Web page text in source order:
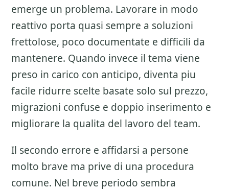
emerge un problema. Lavorare in modo
reattivo porta quasi sempre a soluzioni
frettolose, poco documentate e difficili da
mantenere. Quando invece il tema viene
preso in carico con anticipo, diventa piu
facile ridurre scelte basate solo sul prezzo,
migrazioni confuse e doppio inserimento e
migliorare la qualita del lavoro del team.
Il secondo errore e affidarsi a persone
molto brave ma prive di una procedura
comune. Nel breve periodo sembra